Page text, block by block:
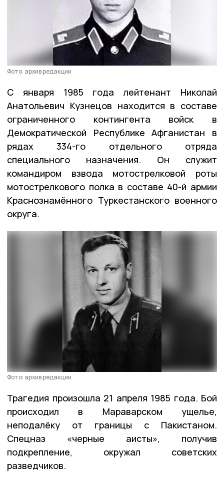
Фото: архив редакции
С января 1985 года лейтенант Николай
Анатольевич Кузнецов находится в составе
ограниченного контингента войск в
Демократической Республике Афганистан в
рядах 334-го отдельного отряда
специального назначения. Он служит
командиром взвода мотострелковой роты
мотострелкового полка в составе 40-й армии
Краснознамённого Туркестанского военного
округа.
Фото: архив редакции
Трагедия произошла 21 апреля 1985 года. Бой
происходил в Мараварском ущелье,
неподалёку от границы с Пакистаном.
Спецназ «черные аисты», получив
подкрепление, окружал советских
разведчиков.